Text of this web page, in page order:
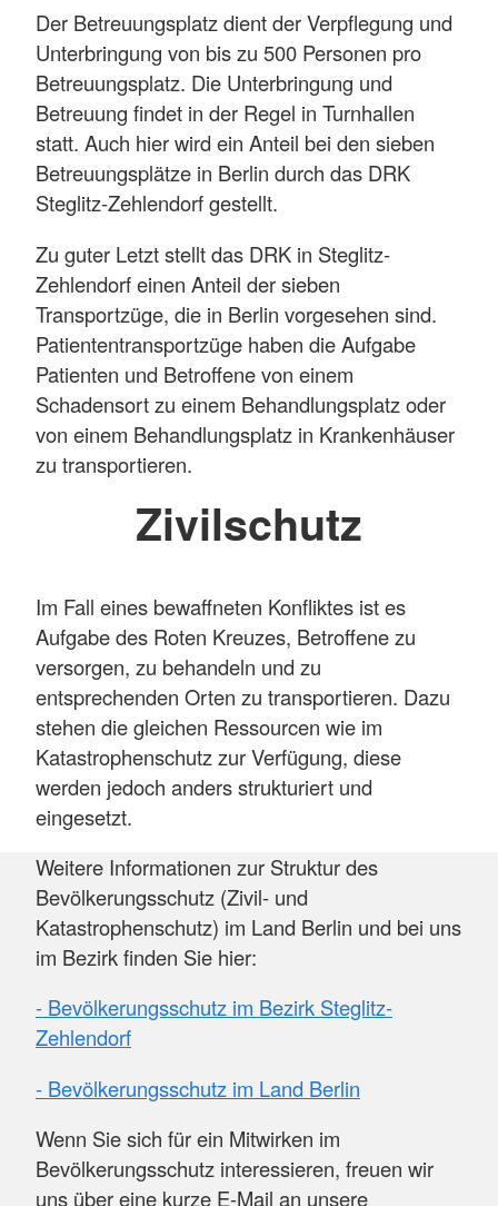
Der Betreuungsplatz dient der Verpflegung und
Unterbringung von bis zu 500 Personen pro
Betreuungsplatz. Die Unterbringung und
Betreuung findet in der Regel in Turnhallen
statt. Auch hier wird ein Anteil bei den sieben
Betreuungsplätze in Berlin durch das DRK
Steglitz-Zehlendorf gestellt.
Zu guter Letzt stellt das DRK in Steglitz-
Zehlendorf einen Anteil der sieben
Transportzüge, die in Berlin vorgesehen sind.
Patiententransportzüge haben die Aufgabe
Patienten und Betroffene von einem
Schadensort zu einem Behandlungsplatz oder
von einem Behandlungsplatz in Krankenhäuser
zu transportieren.
Zivilschutz
Im Fall eines bewaffneten Konfliktes ist es
Aufgabe des Roten Kreuzes, Betroffene zu
versorgen, zu behandeln und zu
entsprechenden Orten zu transportieren. Dazu
stehen die gleichen Ressourcen wie im
Katastrophenschutz zur Verfügung, diese
werden jedoch anders strukturiert und
eingesetzt.
Weitere Informationen zur Struktur des
Bevölkerungsschutz (Zivil- und
Katastrophenschutz) im Land Berlin und bei uns
im Bezirk finden Sie hier:
- Bevölkerungsschutz im Bezirk Steglitz-
Zehlendorf
- Bevölkerungsschutz im Land Berlin
Wenn Sie sich für ein Mitwirken im
Bevölkerungsschutz interessieren, freuen wir
uns über eine kurze E-Mail an unsere